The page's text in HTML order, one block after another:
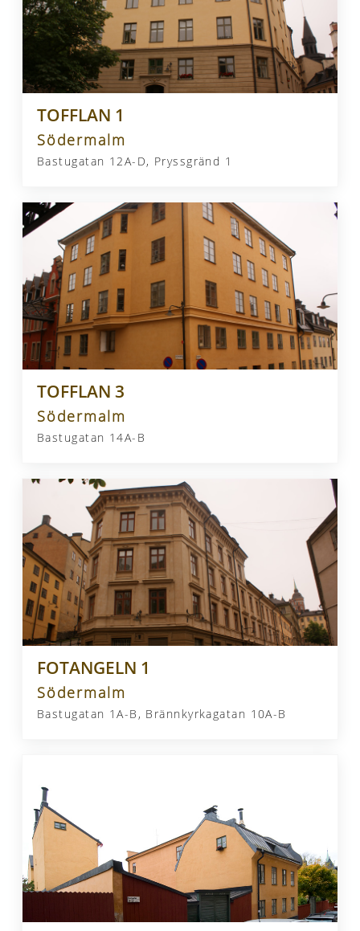
TOFFLAN 1
Södermalm
Bastugatan 12A-D, Pryssgränd 1
TOFFLAN 3
Södermalm
Bastugatan 14A-B
FOTANGELN 1
Södermalm
Bastugatan 1A-B, Brännkyrkagatan 10A-B